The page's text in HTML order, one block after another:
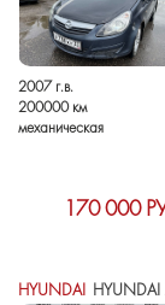
2007 г.в.
200000 км
механическая
170 000
HYUNDAI HYUNDAI ACCENT II